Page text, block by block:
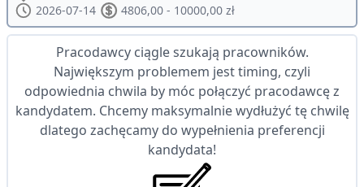
2026-07-14
4806,00 - 10000,00 zł
Pracodawcy ciągle szukają pracowników.
Największym problemem jest timing, czyli
odpowiednia chwila by móc połączyć pracodawcę z
kandydatem. Chcemy maksymalnie wydłużyć tę chwilę
dlatego zachęcamy do wypełnienia preferencji
kandydata!